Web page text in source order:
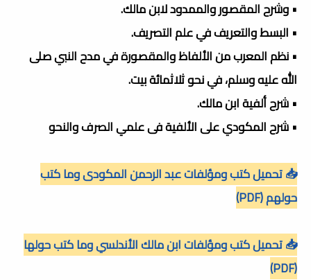
• وشرح المقصور والممدود لابن مالك.
• البسط والتعريف في علم التصريف.
• نظم المعرب من الألفاظ والمقصورة في مدح النبي صلى
الله عليه وسلم، في نحو ثلاثمائة بيت.
• شرح ألفية ابن مالك.
• شرح المكودي على الألفية فى علمي الصرف والنحو
📥 تحميل كتب ومؤلفات عبد الرحمن المكودى وما كتب
حولهم (PDF)
📥 تحميل كتب ومؤلفات ابن مالك الأندلسي وما كتب حولها
(PDF)